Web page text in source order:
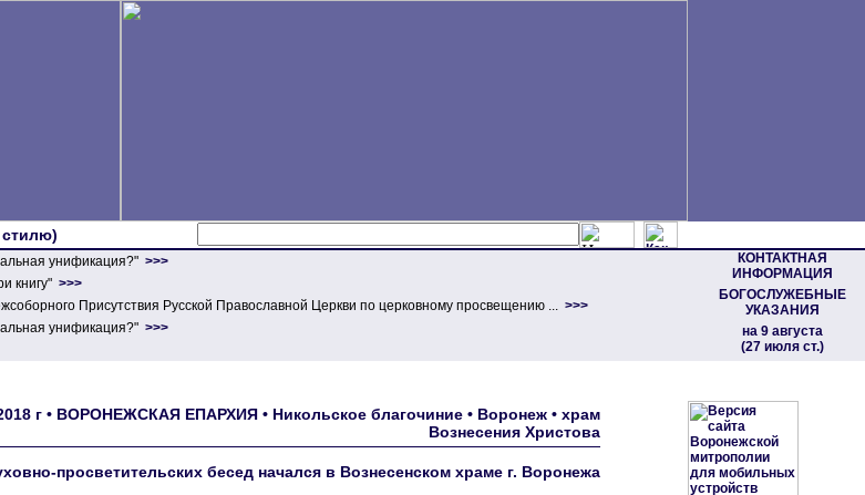
стилю)
унификация?" >>>
КОНТАКТНАЯ
ИНФОРМАЦИЯ
БОГОСЛУЖЕБНЫЕ
УКАЗАНИЯ
на 9 августа
(27 июля ст.)
книгу" >>>
Присутствия Русской Православной Церкви по церковному просвещению ... >>>
унификация?" >>>
г • ВОРОНЕЖСКАЯ ЕПАРХИЯ • Никольское благочиние • Воронеж • храм
Вознесения Христова
просветительских бесед начался в Вознесенском храме г. Воронежа